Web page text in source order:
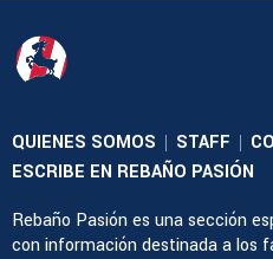
QUIENES SOMOS | STAFF |
ESCRIBE EN REBAÑO PASIÓN
Rebaño Pasión es una sección
con información destinada a los